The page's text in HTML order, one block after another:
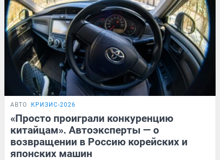
АВТО КРИЗИС-2026
«Просто проиграли конкуренцию
китайцам». Автоэксперты — о
возвращении в Россию корейских и
японских машин